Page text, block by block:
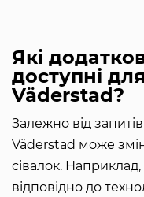
Які
доступні
Väderstad?
Залежно від
Väderstad може
сівалок.
відповідно до